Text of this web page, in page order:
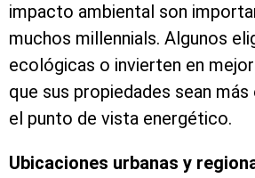
impacto ambiental son
muchos millennials. Algunos
ecológicas o invierten en
que sus propiedades sean
el punto de vista energético.
Ubicaciones urbanas y